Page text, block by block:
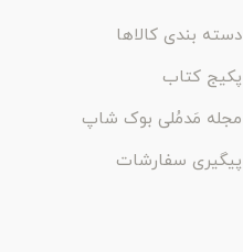
دسته بندی کالاها
پکیج کتاب
مجله مَدمُلی بوک شاپ
پیگیری سفارشات